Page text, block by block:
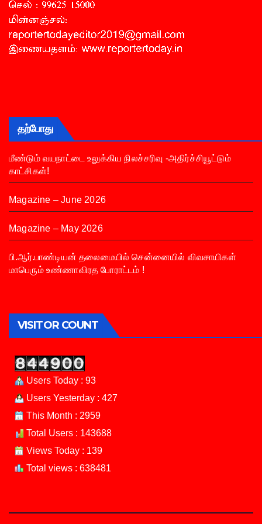
தற்போது
மீண்டும் வயநாட்டை உலுக்கிய நிலச்சரிவு -அதிர்ச்சியூட்டும்
காட்சிகள்!
Magazine – June 2026
Magazine – May 2026
பி.ஆர்.பாண்டியன் தலைமையில் சென்னையில் விவசாயிகள்
மாபெரும் உண்ணாவிரத போராட்டம் !
VISITOR COUNT
Users Today : 93
Users Yesterday : 427
This Month : 2959
Total Users : 143688
Views Today : 139
Total views : 638481